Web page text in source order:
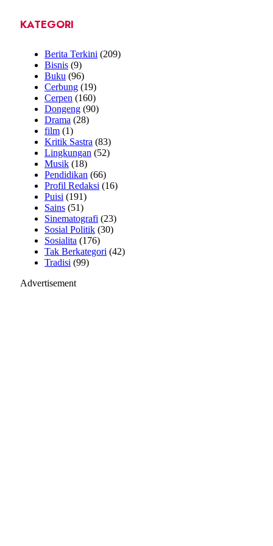
KATEGORI
Berita Terkini (209)
Bisnis (9)
Buku (96)
Cerbung (19)
Cerpen (160)
Dongeng (90)
Drama (28)
film (1)
Kritik Sastra (83)
Lingkungan (52)
Musik (18)
Pendidikan (66)
Profil Redaksi (16)
Puisi (191)
Sains (51)
Sinematografi (23)
Sosial Politik (30)
Sosialita (176)
Tak Berkategori (42)
Tradisi (99)
Advertisement